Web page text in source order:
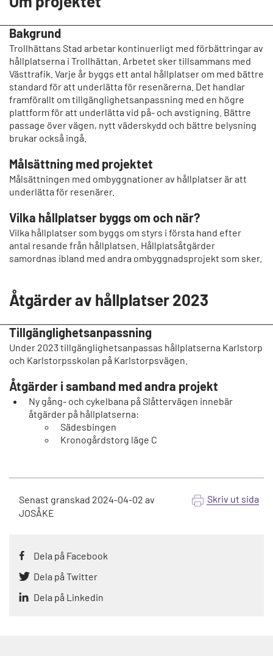
Bakgrund
Trollhättans Stad arbetar kontinuerligt med förbättringar av
hållplatserna i Trollhättan. Arbetet sker tillsammans med
Västtrafik. Varje år byggs ett antal hållplatser om med bättre
standard för att underlätta för resenärerna. Det handlar
framförallt om tillgänglighetsanpassning med en högre
plattform för att underlätta vid på- och avstigning. Bättre
passage över vägen, nytt väderskydd och bättre belysning
brukar också ingå.
Målsättning med projektet
Målsättningen med ombyggnationer av hållplatser är att
underlätta för resenärer.
Vilka hållplatser byggs om och när?
Vilka hållplatser som byggs om styrs i första hand efter
antal resande från hållplatsen. Hållplatsåtgärder
samordnas ibland med andra ombyggnadsprojekt som sker.
Åtgärder av hållplatser 2023
Tillgänglighetsanpassning
Under 2023 tillgänglighetsanpassas hållplatserna Karlstorp
och Karlstorpsskolan på Karlstorpsvägen.
Åtgärder i samband med andra projekt
Ny gång- och cykelbana på Slåttervägen innebär
åtgärder på hållplatserna:
Sädesbingen
Kronogårdstorg läge C
Senast granskad 2024-04-02 av
JOSÅKE
Skriv ut sida
Dela på Facebook
Dela på Twitter
Dela på Linkedin